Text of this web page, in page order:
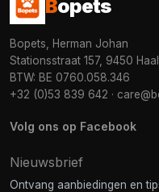
Bopets
Bopets, Herman Johan
Stationsstraat 157, 9450
BTW: BE 0760.058.346
+32 (0)53 839 642 ·
Volg ons op Facebook
Nieuwsbrief
Ontvang aanbiedingen en